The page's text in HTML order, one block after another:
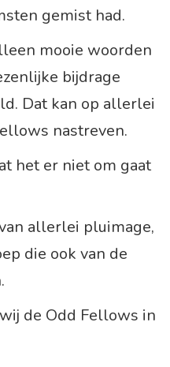
gemist had.
mooie woorden
bijdrage
Dat kan op allerlei
nastreven.
het er niet om gaat
allerlei pluimage,
die ook van de
de Odd Fellows in